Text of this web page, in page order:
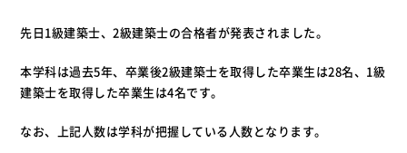
先日1級建築士、2級建築士の合格者が発表されました。
本学科は過去5年、卒業後2級建築士を取得した卒業生は28名、1級
建築士を取得した卒業生は4名です。
なお、上記人数は学科が把握している人数となります。